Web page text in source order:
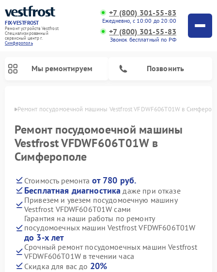
FIX-VESTFROST
Ремонт устройств Vestfrost
Специализированный
cервисный центр г.
Симферополь
+7 (800) 301-55-83
Ежедневно, с 10:00 до 20:00
+7 (800) 301-55-83
Звонок бесплатный по РФ
Мы ремонтируем Позвонить
Ремонт посудомоечной машины Vestfrost VFDWF606T01W в
Ремонт посудомоечной машины
Vestfrost VFDWF606T01W в
Симферополе
Стоимость ремонта от 780 руб.
Бесплатная диагностика даже при отказе
Привезем и увезем посудомоечную машину
Vestfrost VFDWF606T01W сами
Гарантия на наши работы по ремонту
посудомоечных машин Vestfrost VFDWF606T01W
до 3-х лет
Срочный ремонт посудомоечных машин Vestfrost
VFDWF606T01W в течении часа
Скидка для вас до 20%